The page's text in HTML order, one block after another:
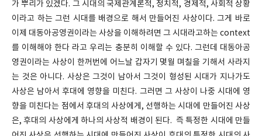
가 뿌리가 있겠다. 그 시대의 국제관계론적, 정치적, 경제적, 사회적 상황
이라고 하는 그런 시대를 배경으로 해서 만들어진 사상이다. 그게 바로
이제 대동아공영권이라는 사상을 이해하려면 그 시대라고하는 context
를 이해해야 한다 라고 우리는 충분히 이해할 수 있다. 그런데 대동아공
영권이라는 사상이 한꺼번에 어느날 갑자기 몇월 며칠을 기해서 사라지
는 것은 아니다. 사상은 그것이 남아서 그것이 형성된 시대가 지나가도
사상은 남아서 후대에 영향을 미친다. 그러면 그 사상이 나중 시대에 영
향을 미친다는 점에서 후대의 사상에게, 선행하는 시대에 만들어진 사상
은, 후대의 사상에게 하나의 사상적 배경이 된다. 즉 특정한 시대에 만들